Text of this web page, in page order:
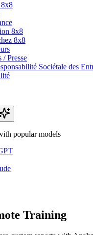
8x8
8x8
/ Presse
Sociétale des
popular models
Training